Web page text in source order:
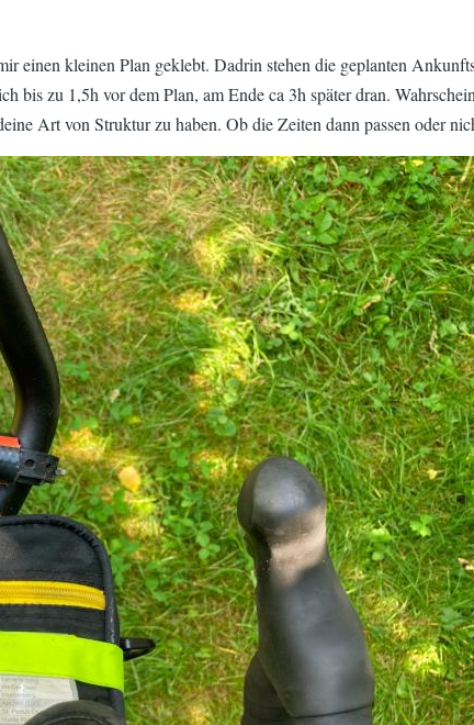
einen kleinen Plan geklebt. Dadrin stehen die geplanten
zu 1,5h vor dem Plan, am Ende ca 3h später dran.
Art von Struktur zu haben. Ob die Zeiten dann passen oder